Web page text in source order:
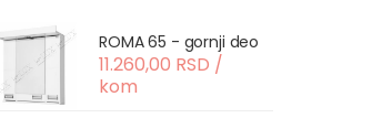
ROMA 65 - gornji deo
11.260,00 RSD /
kom